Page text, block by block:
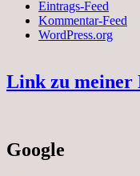
Eintrags-Feed
Kommentar-Feed
WordPress.org
Link zu meiner
Google